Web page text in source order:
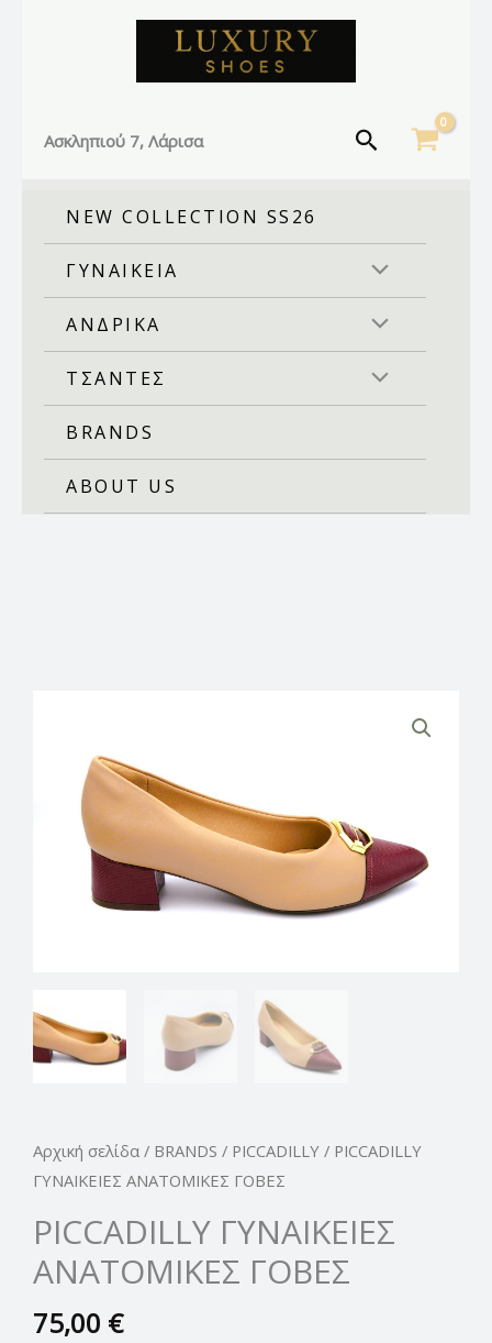
Ασκληπιού 7, Λάρισα Αναζήτηση
NEW COLLECTION SS26
ΓΥΝΑΙΚΕΙΑ
ΑΝΔΡΙΚΑ
ΤΣΑΝΤΕΣ
BRANDS
ABOUT US
Αρχική σελίδα / BRANDS / PICCADILLY / PICCADILLY
ΓΥΝΑΙΚΕΙΕΣ ΑΝΑΤΟΜΙΚΕΣ ΓΟΒΕΣ
PICCADILLY ΓΥΝΑΙΚΕΙΕΣ
ΑΝΑΤΟΜΙΚΕΣ ΓΟΒΕΣ
75,00 €
ΑΝΑΤΟΜΙΚΕΣ
ΓΟΒΕΣ
ποσότητα